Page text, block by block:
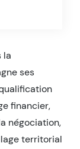
la
ses
financier,
négociation,
territorial